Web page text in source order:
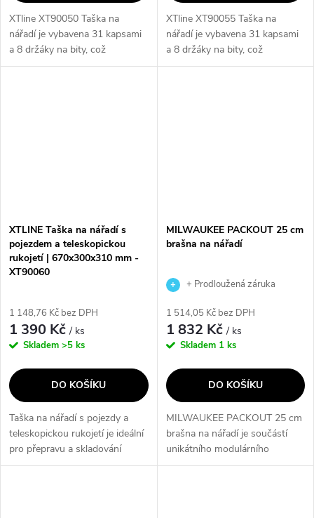
XTline XT90050 Taška na
nářadí je vybavena 31 kapsami
a 8 držáky na bity, což
umožňuje efektivní uspořádání
XTline XT90055 Taška na
nářadí je vybavena 31 kapsami
a 8 držáky na bity, což
umožňuje efektivní uspořádání
XTLINE Taška na nářadí s
pojezdem a teleskopickou
rukojetí | 670x300x310 mm -
XT90060
1 148,76 Kč bez DPH
1 390 Kč/ ks
Skladem >5 ks
DO KOŠÍKU
Taška na nářadí s pojezdy a
teleskopickou rukojetí je ideální
pro přepravu a skladování
větších sad elektro nářadí. Díky
MILWAUKEE PACKOUT 25 cm
brašna na nářadí
+ Prodloužená záruka
1 514,05 Kč bez DPH
1 832 Kč/ ks
Skladem 1 ks
DO KOŠÍKU
MILWAUKEE PACKOUT 25 cm
brašna na nářadí je součástí
unikátního modulárního
úložného systému PACKOUT,